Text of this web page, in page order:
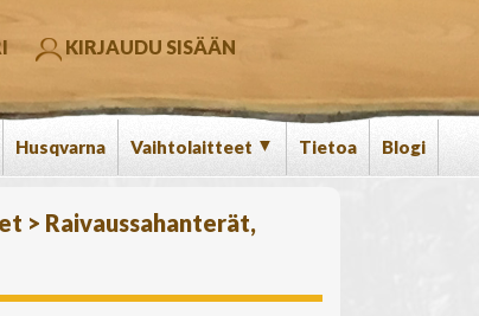
KIRJAUDU SISÄÄN
Husqvarna Vaihtolaitteet ▼ Tietoa Blogi
> Raivaussahanterät,